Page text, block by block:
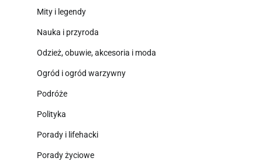
Mity i legendy
Nauka i przyroda
Odzież, obuwie, akcesoria i moda
Ogród i ogród warzywny
Podróże
Polityka
Porady i lifehacki
Porady życiowe